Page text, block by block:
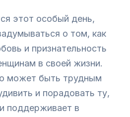
этот особый день,
о том, как
и признательность
в своей жизни.
может быть трудным
и порадовать ту,
поддерживает в